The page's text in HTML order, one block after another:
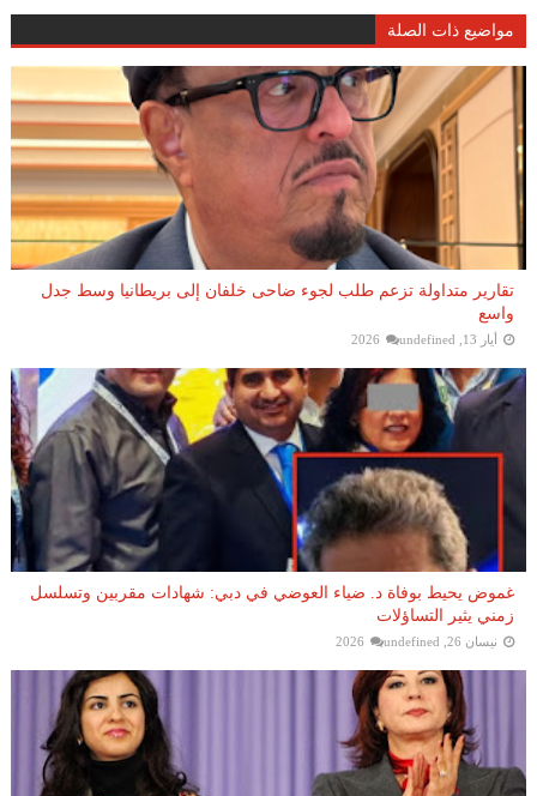
مواضيع ذات الصلة
تقارير متداولة تزعم طلب لجوء ضاحى خلفان إلى بريطانيا وسط جدل
واسع
أيار 13, 2026 undefined
غموض يحيط بوفاة د. ضياء العوضي في دبي: شهادات مقربين وتسلسل
زمني يثير التساؤلات
نيسان 26, 2026 undefined